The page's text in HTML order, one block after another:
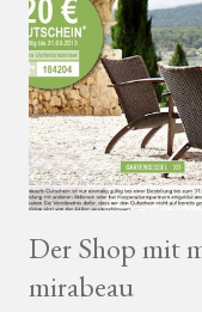
Der Shop mit
mirabeau